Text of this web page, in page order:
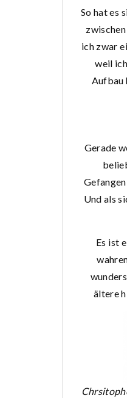
So hat es
ich zwar
weil
Aufbau
Gerade
Und als
Es ist
ältere